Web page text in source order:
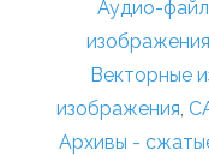
Аудио-
изображения
Векторные
изображения,
Архивы -